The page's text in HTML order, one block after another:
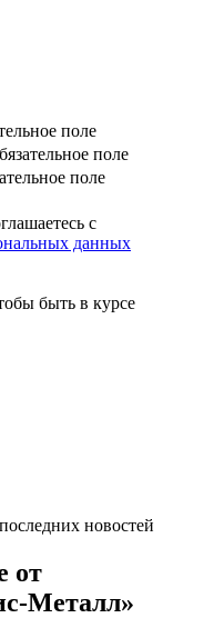
поле
поле
поле
с
данных
быть в курсе
новостей
от
Металл»